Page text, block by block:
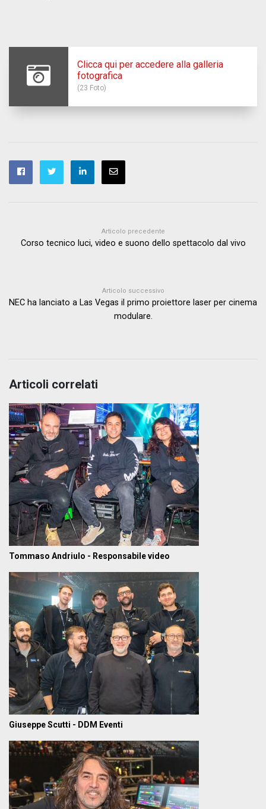
Clicca qui per accedere alla galleria
fotografica
(23 Foto)
Articolo precedente
Corso tecnico luci, video e suono dello spettacolo dal vivo
Articolo successivo
NEC ha lanciato a Las Vegas il primo proiettore laser per cinema
modulare.
Articoli correlati
Tommaso Andriulo - Responsabile video
Giuseppe Scutti - DDM Eventi